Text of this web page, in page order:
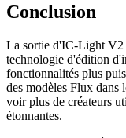
Conclusion
La sortie d'IC-Light V2
technologie d'édition
fonctionnalités plus
des modèles Flux dans
voir plus de créateurs
étonnantes.